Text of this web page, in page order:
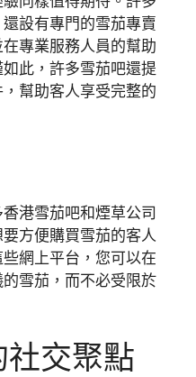
設有專門的雪茄專賣
專業服務人員的幫助
此，許多雪茄吧還提
幫助客人享受完整的
港雪茄吧和煙草公司
方便購買雪茄的客人
網上平台，您可以在
雪茄，而不必受限於
交聚點